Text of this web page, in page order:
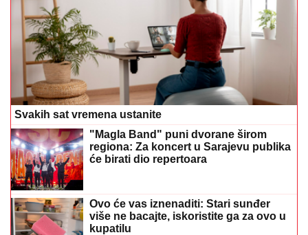
Svakih sat vremena ustanite
"Magla Band" puni dvorane širom
regiona: Za koncert u Sarajevu publika
će birati dio repertoara
Ovo će vas iznenaditi: Stari sunđer
više ne bacajte, iskoristite ga za ovo u
kupatilu